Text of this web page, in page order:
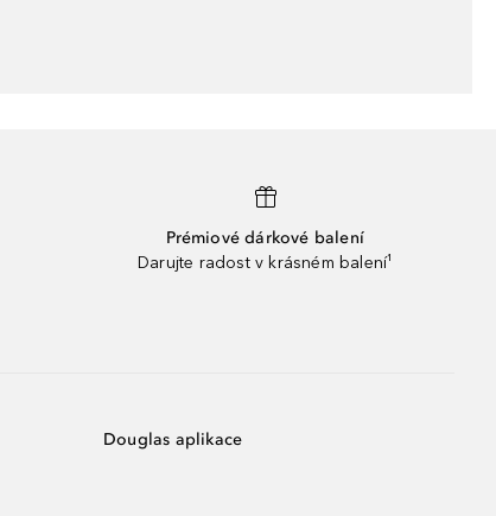
Prémiové dárkové balení
Darujte radost v krásném balení¹
Douglas aplikace